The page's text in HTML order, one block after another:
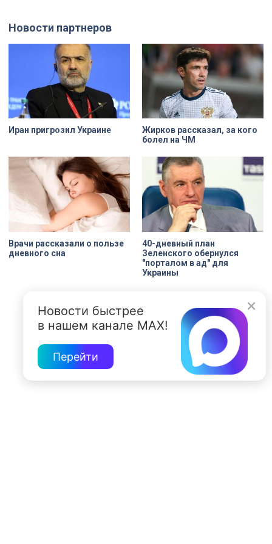
народным сюжетам.
Новости партнеров
Иран пригрозил Украине
Жирков рассказал, за кого
болел на ЧМ
Врачи рассказали о пользе
дневного сна
40-дневный план
Зеленского обернулся
"порталом в ад" для
Украины
Новости быстрее
в нашем канале MAX!
Перейти